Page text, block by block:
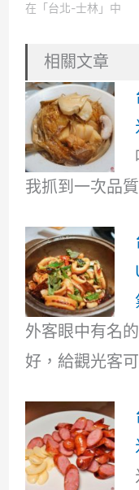
在「台北-士林」中
相關文章
我抓到一次品
外客眼中有名
好，給觀光客